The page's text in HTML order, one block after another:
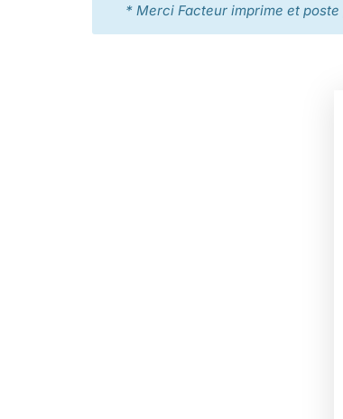
* Merci Facteur imprime et